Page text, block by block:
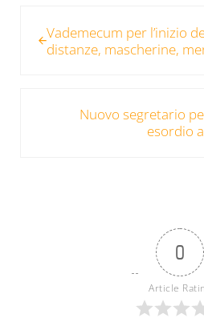
Vademecum per l’inizio
distanze, mascherine,
Nuovo segretario
esordio
0
Article